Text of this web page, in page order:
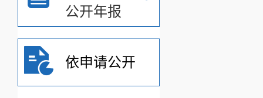
公开年报
依申请公开